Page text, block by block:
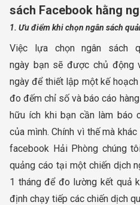
sách Facebook hằng
1. Ưu điểm khi chọn ngân sách
Việc lựa chọn ngân sách
ngày bạn sẽ được chủ động
ngày để thiết lập một kế
đo đếm chỉ số và báo cáo
hữu ích khi bạn cần làm báo
của mình. Chính vì thế mà
facebook Hải Phòng chúng
quảng cáo tại một chiến dịch
1 tháng để đo lường kết quả
định chạy tiếp các chiến dịch